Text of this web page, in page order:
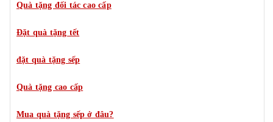
Quà tặng đối tác cao cấp
Đặt quà tặng tết
đặt quà tặng sếp
Quà tặng cao cấp
Mua quà tặng sếp ở đâu?